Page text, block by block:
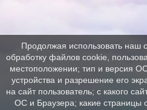
Продолжая использовать наш
обработку файлов cookie,
местоположении; тип и версия
устройства и разрешение его
на сайт пользователь; с какого
ОС и Браузера; какие страницы